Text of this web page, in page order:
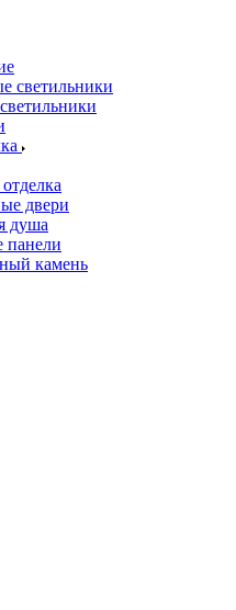
светильники
двери
душа
панели
камень